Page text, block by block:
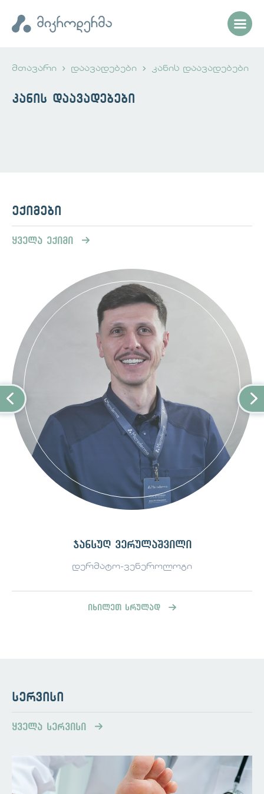
მთავარი დაავადებები კანის დაავადებები
კანის დაავადებები
ექიმები
ყველა ექიმი
ჯანსუღ ვერულაშვილი
დერმატო-ვენეროლოგი
იხილეთ სრულად
სერვისი
ყველა სერვისი